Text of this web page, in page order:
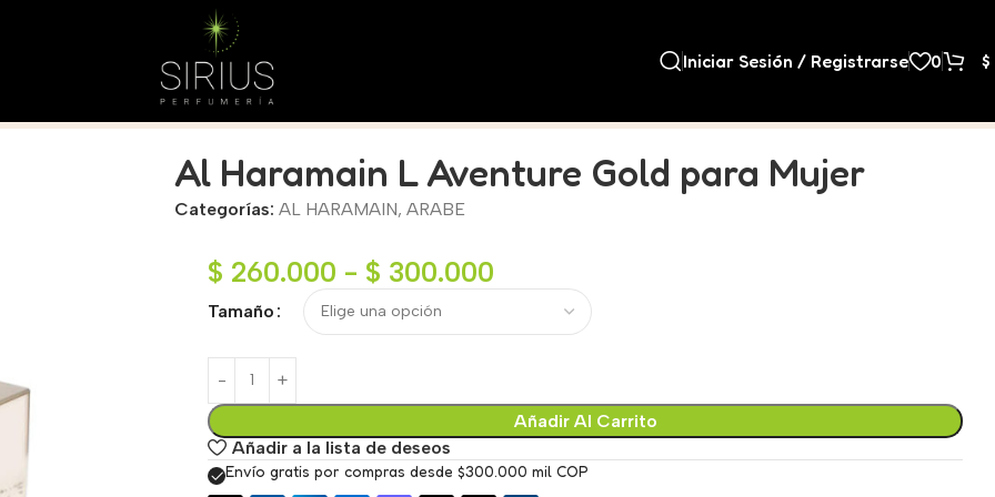
Iniciar Sesión / Registrarse 0 $
Al Haramain L Aventure Gold para Mujer
Categorías: AL HARAMAIN, ARABE
$ 260.000 - $ 300.000
Tamaño
Añadir Al Carrito
Añadir a la lista de deseos
Envío gratis por compras desde $300.000 mil COP